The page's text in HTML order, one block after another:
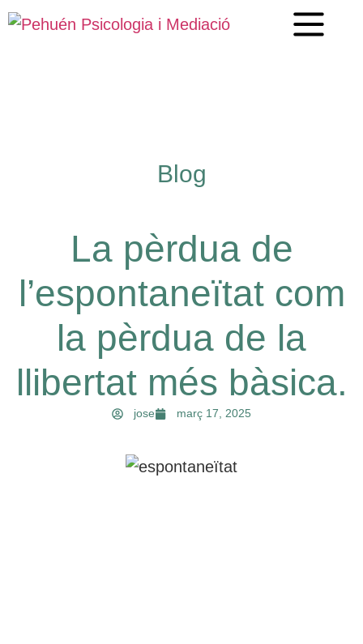
Blog
La pèrdua de
l’espontaneïtat com
la pèrdua de la
llibertat més bàsica.
jose març 17, 2025